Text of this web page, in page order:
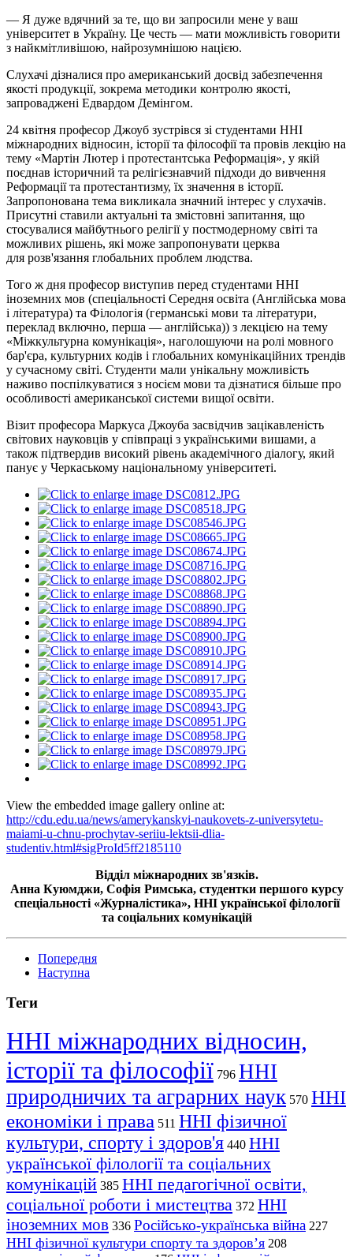
— Я дуже вдячний за те, що ви запросили мене у ваш
університет в Україну. Це честь — мати можливість говорити
з найкмітливішою, найрозумнішою нацією.
Слухачі дізналися про американський досвід забезпечення
якості продукції, зокрема методики контролю якості,
запроваджені Едвардом Демінгом.
24 квітня професор Джоуб зустрівся зі студентами ННІ
міжнародних відносин, історії та філософії та провів лекцію на
тему «Мартін Лютер і протестантська Реформація», у якій
поєднав історичний та релігієзнавчий підходи до вивчення
Реформації та протестантизму, їх значення в історії.
Запропонована тема викликала значний інтерес у слухачів.
Присутні ставили актуальні та змістовні запитання, що
стосувалися майбутнього релігії у постмодерному світі та
можливих рішень, які може запропонувати церква
для розв'язання глобальних проблем людства.
Того ж дня професор виступив перед студентами ННІ
іноземних мов (спеціальності Середня освіта (Англійська мова
і література) та Філологія (германські мови та літератури,
переклад включно, перша — англійська)) з лекцією на тему
«Міжкультурна комунікація», наголошуючи на ролі мовного
бар'єра, культурних кодів і глобальних комунікаційних трендів
у сучасному світі. Студенти мали унікальну можливість
наживо поспілкуватися з носієм мови та дізнатися більше про
особливості американської системи вищої освіти.
Візит професора Маркуса Джоуба засвідчив зацікавленість
світових науковців у співпраці з українськими вишами, а
також підтвердив високий рівень академічного діалогу, який
панує у Черкаському національному університеті.
View the embedded image gallery online at:
http://cdu.edu.ua/news/amerykanskyi-naukovets-z-universytetu-
maiami-u-chnu-prochytav-seriiu-lektsii-dlia-
studentiv.html#sigProId5ff2185110
Відділ міжнародних зв'язків.
Анна Куюмджи, Софія Римська, студентки першого курсу
спеціальності «Журналістика», ННІ української філології
та соціальних комунікацій
Попередня
Наступна
Теги
ННІ міжнародних відносин,
історії та філософії 796 ННІ
природничих та аграрних наук 570 ННІ
економіки і права 511 ННІ фізичної
культури, спорту і здоров'я 440 ННІ
української філології та соціальних
комунікацій 385 ННІ педагогічної освіти,
соціальної роботи і мистецтва 372 ННІ
іноземних мов 336 Російсько-українська війна 227
ННІ фізичної культури спорту та здоров’я 208